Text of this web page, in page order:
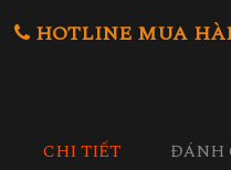
HOTLINE MUA
CHI TIẾT ĐÁNH